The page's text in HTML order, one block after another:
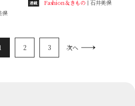
保
連載 Fashion＆きもの 石井美保
2 3 次へ